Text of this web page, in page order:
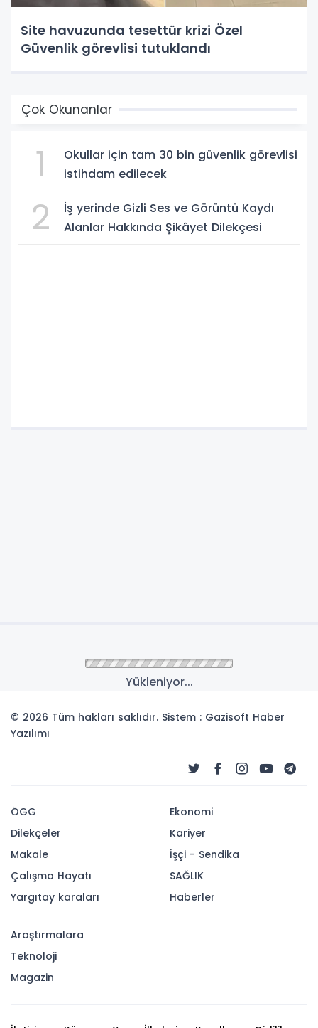
Site havuzunda tesettür krizi Özel
Güvenlik görevlisi tutuklandı
Çok Okunanlar
1
Okullar için tam 30 bin güvenlik görevlisi
istihdam edilecek
2
İş yerinde Gizli Ses ve Görüntü Kaydı
Alanlar Hakkında Şikâyet Dilekçesi
Yükleniyor...
© 2026 Tüm hakları saklıdır. Sistem : Gazisoft Haber
Yazılımı
ÖGG
Dilekçeler
Makale
Çalışma Hayatı
Yargıtay karaları
Ekonomi
Kariyer
İşçi - Sendika
SAĞLIK
Haberler
Araştırmalara
Teknoloji
Magazin